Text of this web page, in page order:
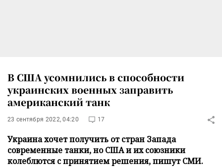
В США усомнились в способности
украинских военных заправить
американский танк
23 сентября 2022, 04:20 17
Украина хочет получить от стран Запада
современные танки, но США и их союзники
колеблются с принятием решения, пишут СМИ.